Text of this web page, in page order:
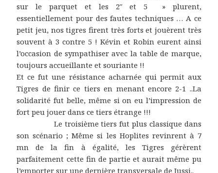
sur le parquet et les 2″ et 5 » plurent,
essentiellement pour des fautes techniques … A ce
petit jeu, nos tigres firent très forts et jouèrent très
souvent à 3 contre 5 ! Kévin et Robin eurent ainsi
l’occasion de sympathiser avec la table de marque,
toujours accueillante et souriante !!
Et ce fut une résistance acharnée qui permit aux
Tigres de finir ce tiers en menant encore 2-1 ..La
solidarité fut belle, même si on eu l’impression de
fort peu jouer dans ce tiers étrange !!!
Le troisième tiers fut plus classique dans
son scénario ; Même si les Hoplites revinrent à 7
mn de la fin à égalité, les Tigres gérèrent
parfaitement cette fin de partie et aurait même pu
l’emporter sur une dernière transversale de Jussi..